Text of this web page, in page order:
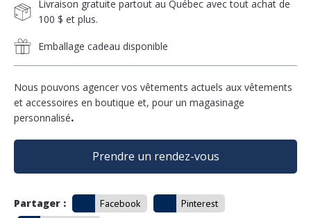
Livraison gratuite partout au Québec avec tout achat de
100 $ et plus.
Emballage cadeau disponible
Nous pouvons agencer vos vêtements actuels aux vêtements
et accessoires en boutique et, pour un magasinage
personnalisé.
Prendre un rendez-vous
Partager : Facebook
Pinterest